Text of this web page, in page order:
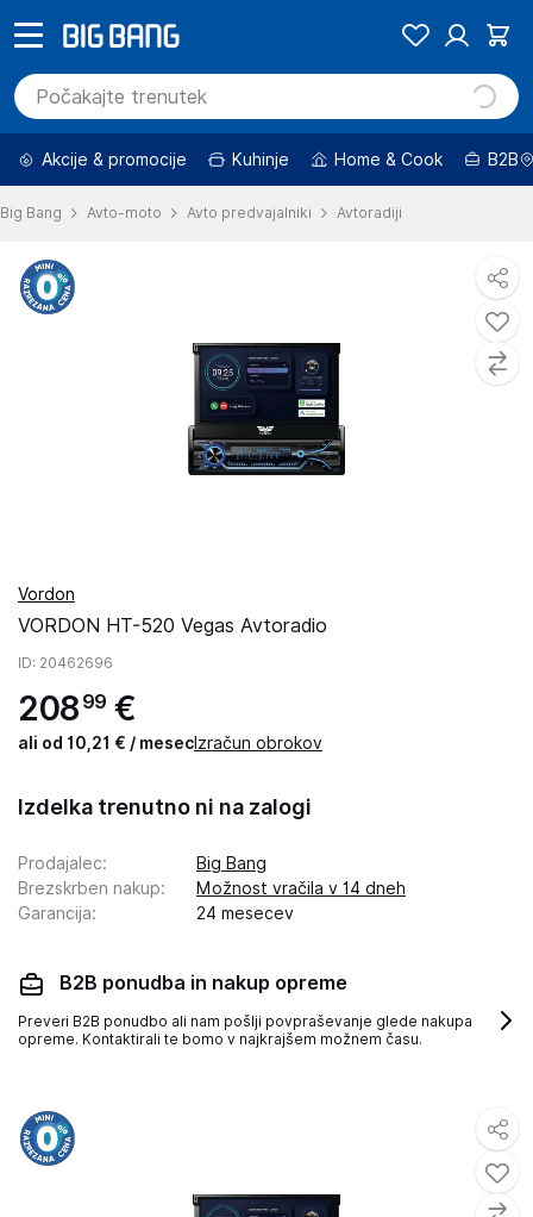
Akcije & promocije Kuhinje Home & Cook B2B
Big Bang Avto-moto Avto predvajalniki Avtoradiji
Vordon
VORDON HT-520 Vegas Avtoradio
ID: 20462696
208 99 €
ali od 10,21 € / mesec Izračun obrokov
Izdelka trenutno ni na zalogi
Prodajalec:
Big Bang
Brezskrben nakup:
Možnost vračila v 14 dneh
Garancija: 24 mesecev
B2B ponudba in nakup opreme
Preveri B2B ponudbo ali nam pošlji povpraševanje glede nakupa
opreme. Kontaktirali te bomo v najkrajšem možnem času.